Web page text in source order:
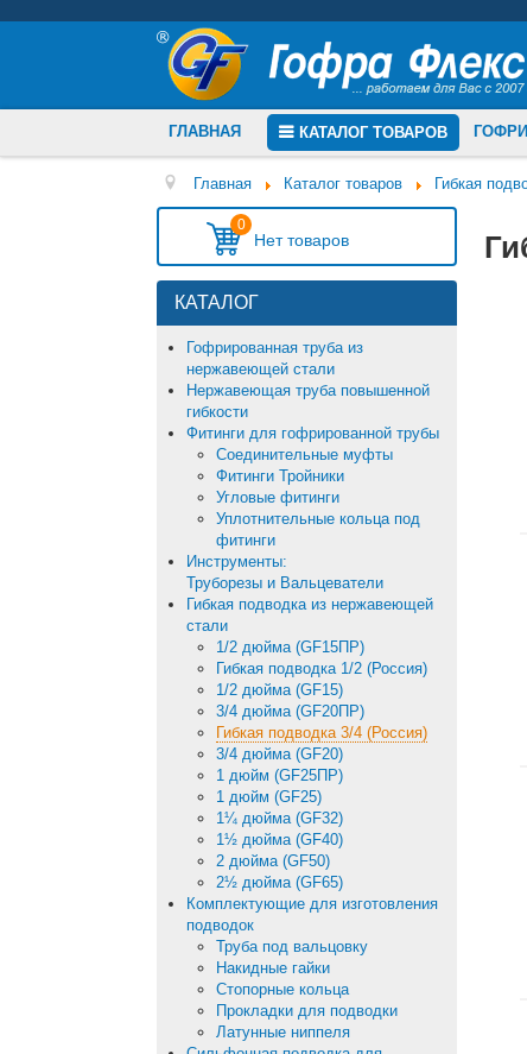
ГЛАВНАЯ КАТАЛОГ ТОВАРОВ
Главная Каталог товаров Гибкая
0
КАТАЛОГ
Гофрированная труба из
нержавеющей стали
Нержавеющая труба повышенной
гибкости
Фитинги для гофрированной трубы
Соединительные муфты
Фитинги Тройники
Угловые фитинги
Уплотнительные кольца под
фитинги
Инструменты:
Труборезы и Вальцеватели
Гибкая подводка из нержавеющей
стали
1/2 дюйма (GF15ПР)
Гибкая подводка 1/2 (Россия)
1/2 дюйма (GF15)
3/4 дюйма (GF20ПР)
Гибкая подводка 3/4 (Россия)
3/4 дюйма (GF20)
1 дюйм (GF25ПР)
1 дюйм (GF25)
1¼ дюйма (GF32)
1½ дюйма (GF40)
2 дюйма (GF50)
2½ дюйма (GF65)
Комплектующие для изготовления
подводок
Труба под вальцовку
Накидные гайки
Стопорные кольца
Прокладки для подводки
Латунные ниппеля